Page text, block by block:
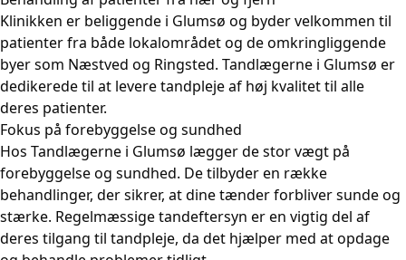
Klinikken er beliggende i Glumsø og byder velkommen til
patienter fra både lokalområdet og de omkringliggende
byer som Næstved og Ringsted. Tandlægerne i Glumsø er
dedikerede til at levere tandpleje af høj kvalitet til alle
deres patienter.
Fokus på forebyggelse og sundhed
Hos Tandlægerne i Glumsø lægger de stor vægt på
forebyggelse og sundhed. De tilbyder en række
behandlinger, der sikrer, at dine tænder forbliver sunde og
stærke. Regelmæssige tandeftersyn er en vigtig del af
deres tilgang til tandpleje, da det hjælper med at opdage